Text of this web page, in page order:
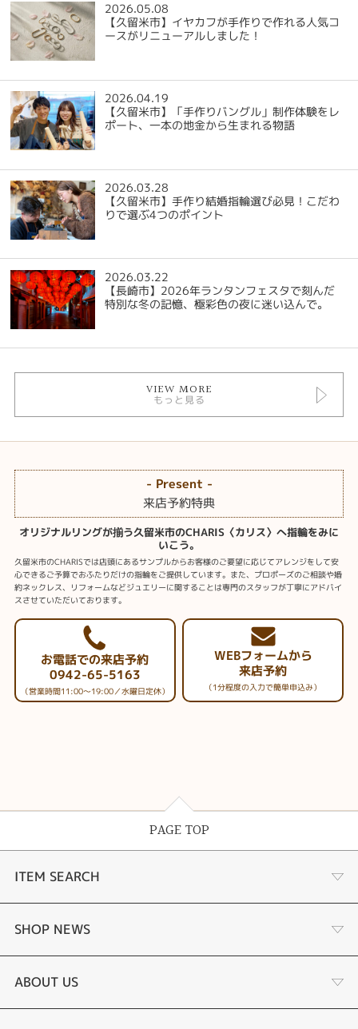
2026.05.08
【久留米市】イヤカフが手作りで作れる人気コ
ースがリニューアルしました！
2026.04.19
【久留米市】「手作りバングル」制作体験をレ
ポート、一本の地金から生まれる物語
2026.03.28
【久留米市】手作り結婚指輪選び必見！こだわ
りで選ぶ4つのポイント
2026.03.22
【長崎市】2026年ランタンフェスタで刻んだ
特別な冬の記憶、極彩色の夜に迷い込んで。
VIEW MORE
もっと見る
- Present -
来店予約特典
オリジナルリングが揃う久留米市のCHARIS〈カリス〉へ指輪をみに
いこう。
久留米市のCHARISでは店頭にあるサンプルからお客様のご要望に応じてアレンジをして安
心できるご予算でおふたりだけの指輪をご提供しています。また、プロポーズのご相談や婚
約ネックレス、リフォームなどジュエリーに関することは専門のスタッフが丁寧にアドバイ
スさせていただいております。
お電話での来店予約
0942-65-5163
（営業時間11:00～19:00／水曜日定休）
WEBフォームから
来店予約
（1分程度の入力で簡単申込み）
PAGE TOP
ITEM SEARCH
婚約指輪
手作り婚約指輪
SHOP NEWS
デジタルジュエリー®とは
ABOUT US